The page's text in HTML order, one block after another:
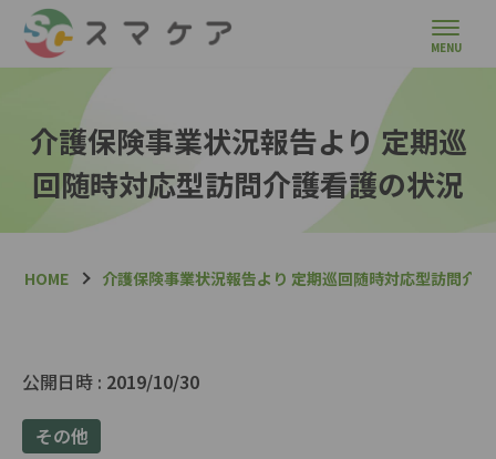
介護保険事業状況報告より 定期巡
回随時対応型訪問介護看護の状況
HOME 介護保険事業状況報告より 定期巡回随時対応型訪問介
公開日時 : 2019/10/30
その他